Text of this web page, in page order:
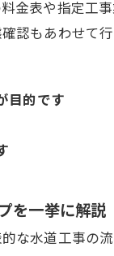
金表や指定工
認もあわせて
目的です
を一挙に解説
な水道工事の